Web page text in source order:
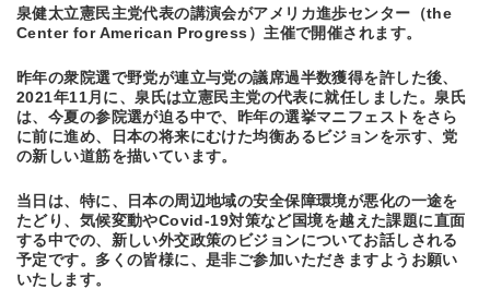
泉健太立憲民主党代表の講演会がアメリカ進歩センター（the
Center for American Progress）主催で開催されます。
昨年の衆院選で野党が連立与党の議席過半数獲得を許した後、
2021年11月に、泉氏は立憲民主党の代表に就任しました。泉氏
は、今夏の参院選が迫る中で、昨年の選挙マニフェストをさら
に前に進め、日本の将来にむけた均衡あるビジョンを示す、党
の新しい道筋を描いています。
当日は、特に、日本の周辺地域の安全保障環境が悪化の一途を
たどり、気候変動やCovid-19対策など国境を越えた課題に直面
する中での、新しい外交政策のビジョンについてお話しされる
予定です。多くの皆様に、是非ご参加いただきますようお願い
いたします。